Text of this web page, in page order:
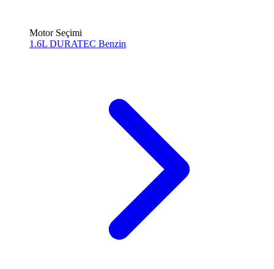
Motor Seçimi
1.6L DURATEC Benzin